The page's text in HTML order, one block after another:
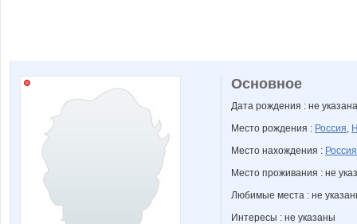
Основное
Дата рождения : не указана
Место рождения : Россия,
Место нахождения : Россия
Место проживания : не
Любимые места : не
Интересы : не указаны